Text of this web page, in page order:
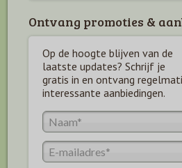
Ontvang promoties &
Op de hoogte blijven van de
laatste updates? Schrijf je
gratis in en ontvang
interessante aanbiedingen.